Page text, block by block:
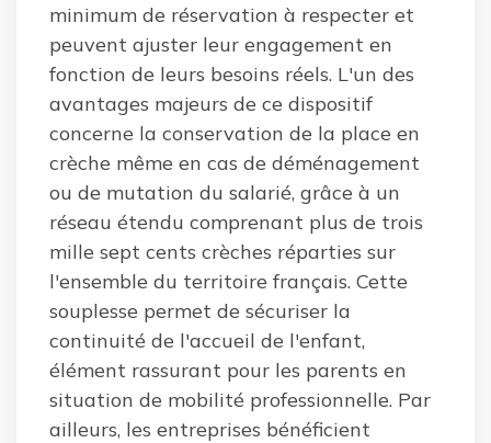
minimum de réservation à respecter et
peuvent ajuster leur engagement en
fonction de leurs besoins réels. L'un des
avantages majeurs de ce dispositif
concerne la conservation de la place en
crèche même en cas de déménagement
ou de mutation du salarié, grâce à un
réseau étendu comprenant plus de trois
mille sept cents crèches réparties sur
l'ensemble du territoire français. Cette
souplesse permet de sécuriser la
continuité de l'accueil de l'enfant,
élément rassurant pour les parents en
situation de mobilité professionnelle. Par
ailleurs, les entreprises bénéficient